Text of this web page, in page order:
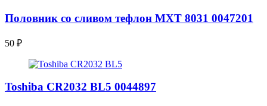
Половник со сливом тефлон МХТ 8031 0047201
50 ₽
Toshiba CR2032 BL5 0044897